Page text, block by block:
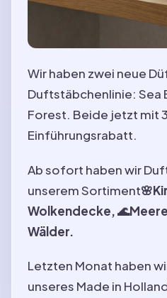
Wir haben zwei neue
Duftstäbchenlinie: Sea
Forest. Beide jetzt mit
Einführungsrabatt.
Ab sofort haben wir
unserem Sortiment
Wolkendecke,
Wälder.
Letzten Monat haben
unseres Made in